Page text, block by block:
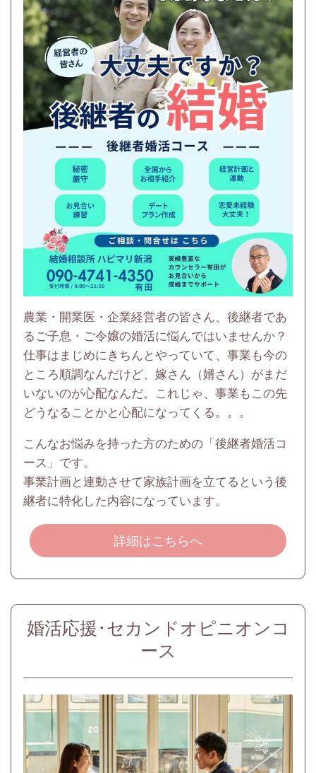
農業・開業医・企業経営者の皆さん、後継者であ
るご子息・ご令嬢の婚活に悩んではいませんか？
仕事はまじめにきちんとやっていて、事業も今の
ところ順調なんだけど、嫁さん（婿さん）がまだ
いないのが心配なんだ。これじゃ、事業もこの先
どうなることかと心配になってくる。。。
こんなお悩みを持った方のための「後継者婚活コ
ース」です。
事業計画と連動させて家族計画を立てるという後
継者に特化した内容になっています。
詳細はこちらへ
婚活応援･セカンドオピニオンコ
ース